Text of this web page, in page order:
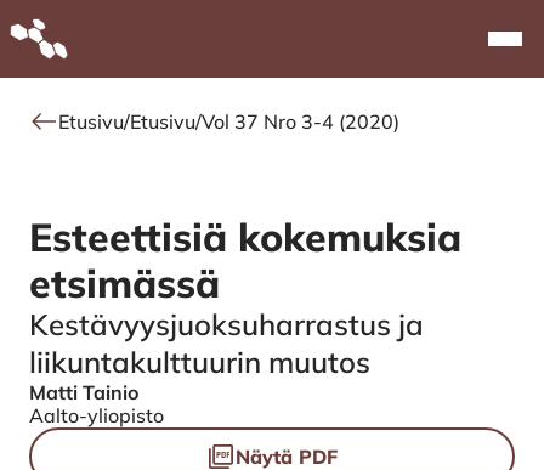
Alkuun
Etusivu/Etusivu/Vol 37 Nro 3-4 (2020)
Esteettisiä kokemuksia
etsimässä
Kestävyysjuoksuharrastus ja
liikuntakulttuurin muutos
Authors
Matti Tainio
Aalto-yliopisto
Tiedostot
Näytä PDF